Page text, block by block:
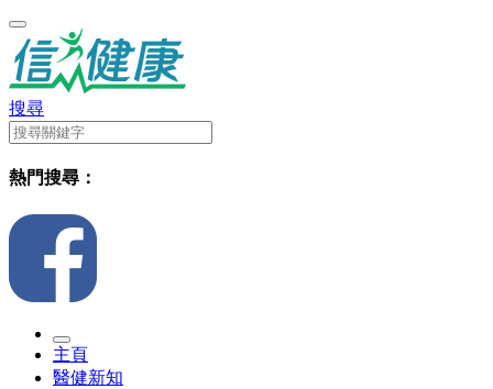
搜尋
熱門搜尋：
主頁
醫健新知